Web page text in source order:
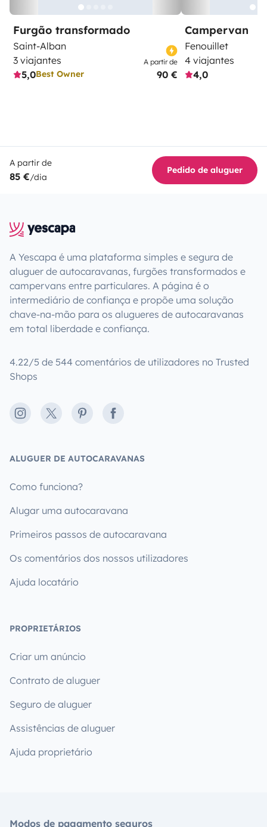
Furgão transformado
Saint-Alban
3 viajantes
5,0Best Owner
A partir de
90 €
Campervan
Fenouillet
4 viajantes
4,0
A partir de
85 €/dia
Pedido de aluguer
A Yescapa é uma plataforma simples e segura de
aluguer de autocaravanas, furgões transformados e
campervans entre particulares. A página é o
intermediário de confiança e propõe uma solução
chave-na-mão para os alugueres de autocaravanas
em total liberdade e confiança.
4.22/5 de 544 comentários de utilizadores no Trusted
Shops
Instagram
X PinterestFacebook
ALUGUER DE AUTOCARAVANAS
Como funciona?
Alugar uma autocaravana
Primeiros passos de autocaravana
Os comentários dos nossos utilizadores
Ajuda locatário
PROPRIETÁRIOS
Criar um anúncio
Contrato de aluguer
Seguro de aluguer
Assistências de aluguer
Ajuda proprietário
Modos de pagamento seguros